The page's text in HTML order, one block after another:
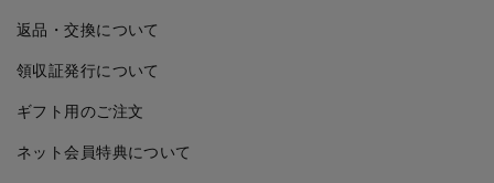
返品・交換について
領収証発行について
ギフト用のご注文
ネット会員特典について